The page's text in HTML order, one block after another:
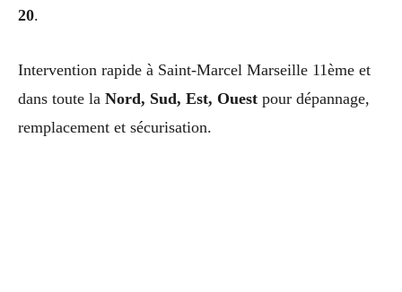
20.
Intervention rapide à Saint-Marcel Marseille 11ème et
dans toute la Nord, Sud, Est, Ouest pour dépannage,
remplacement et sécurisation.